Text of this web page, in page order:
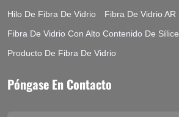
Hilo De Fibra De Vidrio
Fibra De Vidrio AR
Fibra De Vidrio Con Alto Contenido De Sílice
Producto De Fibra De Vidrio
Póngase En Contacto